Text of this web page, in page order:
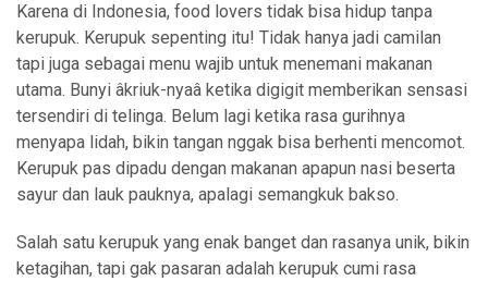
Karena di Indonesia, food lovers tidak bisa hidup tanpa
kerupuk. Kerupuk sepenting itu! Tidak hanya jadi camilan
tapi juga sebagai menu wajib untuk menemani makanan
utama. Bunyi âkriuk-nyaâ ketika digigit memberikan sensasi
tersendiri di telinga. Belum lagi ketika rasa gurihnya
menyapa lidah, bikin tangan nggak bisa berhenti mencomot.
Kerupuk pas dipadu dengan makanan apapun nasi beserta
sayur dan lauk pauknya, apalagi semangkuk bakso.
Salah satu kerupuk yang enak banget dan rasanya unik, bikin
ketagihan, tapi gak pasaran adalah kerupuk cumi rasa